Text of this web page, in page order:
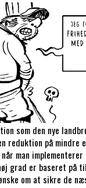
som den nye
reduktion på mindre
man
grad er baseret på
om at sikre de